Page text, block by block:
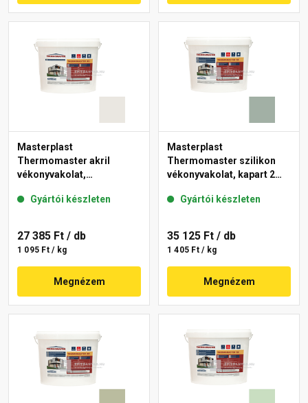
Masterplast
Thermomaster akril
vékonyvakolat,
45-F 25 kg
Gyártói készleten
27 385 Ft / db
1 095 Ft / kg
Megnézem
Masterplast
Thermomaster szilikon
vékonyvakolat, kapart 2
Gyártói készleten
35 125 Ft / db
1 405 Ft / kg
Megnézem